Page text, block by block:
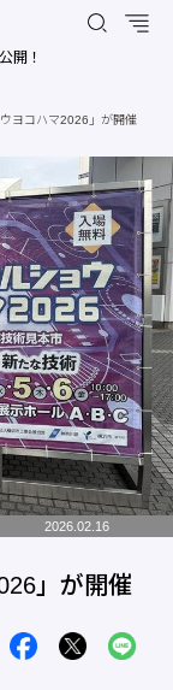
開！
ウヨコハマ2026」が開催
2026.02.16
」が開催